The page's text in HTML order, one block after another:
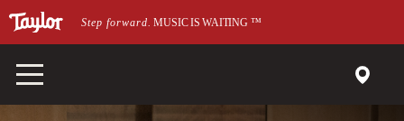
メインページにスキップ
Step forward. MUSIC IS WAITING™